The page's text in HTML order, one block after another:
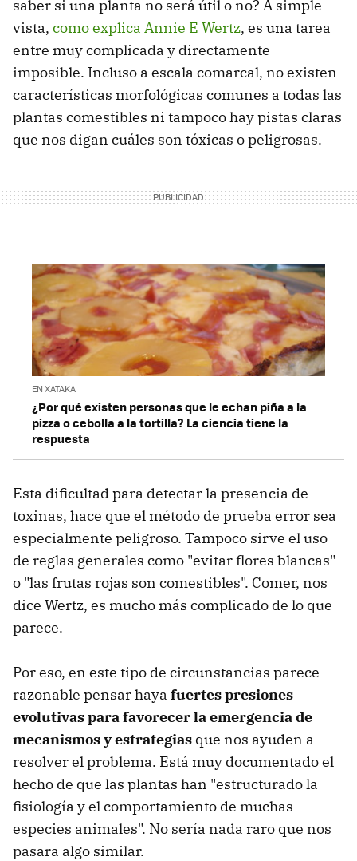
saber si una planta no será útil o no? A simple
vista, como explica Annie E Wertz, es una tarea
entre muy complicada y directamente
imposible. Incluso a escala comarcal, no existen
características morfológicas comunes a todas las
plantas comestibles ni tampoco hay pistas claras
que nos digan cuáles son tóxicas o peligrosas.
EN XATAKA
¿Por qué existen personas que le echan piña a la
pizza o cebolla a la tortilla? La ciencia tiene la
respuesta
Esta dificultad para detectar la presencia de
toxinas, hace que el método de prueba error sea
especialmente peligroso. Tampoco sirve el uso
de reglas generales como "evitar flores blancas"
o "las frutas rojas son comestibles". Comer, nos
dice Wertz, es mucho más complicado de lo que
parece.
Por eso, en este tipo de circunstancias parece
razonable pensar haya fuertes presiones
evolutivas para favorecer la emergencia de
mecanismos y estrategias que nos ayuden a
resolver el problema. Está muy documentado el
hecho de que las plantas han "estructurado la
fisiología y el comportamiento de muchas
especies animales". No sería nada raro que nos
pasara algo similar.